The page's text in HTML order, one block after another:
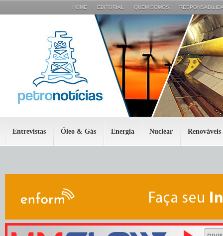
HOME EDITORIAL QUEM SOMOS
Entrevistas Óleo & Gás Energia Nuclear Renováveis